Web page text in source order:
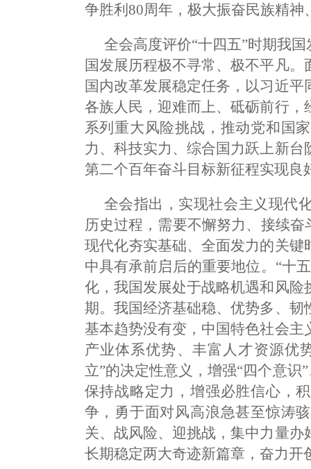
争胜利80周年，极大振奋民族精
全会高度评价“十四五”时期我
国发展历程极不寻常、极不平凡
国内改革发展稳定任务，以习近
各族人民，迎难而上、砥砺前行
系列重大风险挑战，推动党和国
力、科技实力、综合国力跃上新
第二个百年奋斗目标新征程实现良
全会指出，实现社会主义现代
历史过程，需要不懈努力、接续
现代化夯实基础、全面发力的关
中具有承前启后的重要地位。“十
化，我国发展处于战略机遇和风
期。我国经济基础稳、优势多、
基本趋势没有变，中国特色社会
产业体系优势、丰富人才资源优
立”的决定性意义，增强“四个意识
保持战略定力，增强必胜信心，
争，勇于面对风高浪急甚至惊涛
关、战风险、迎挑战，集中力量
长期稳定两大奇迹新篇章，奋力开